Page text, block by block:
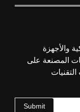
والأجهزة
المصنعة على
Submit